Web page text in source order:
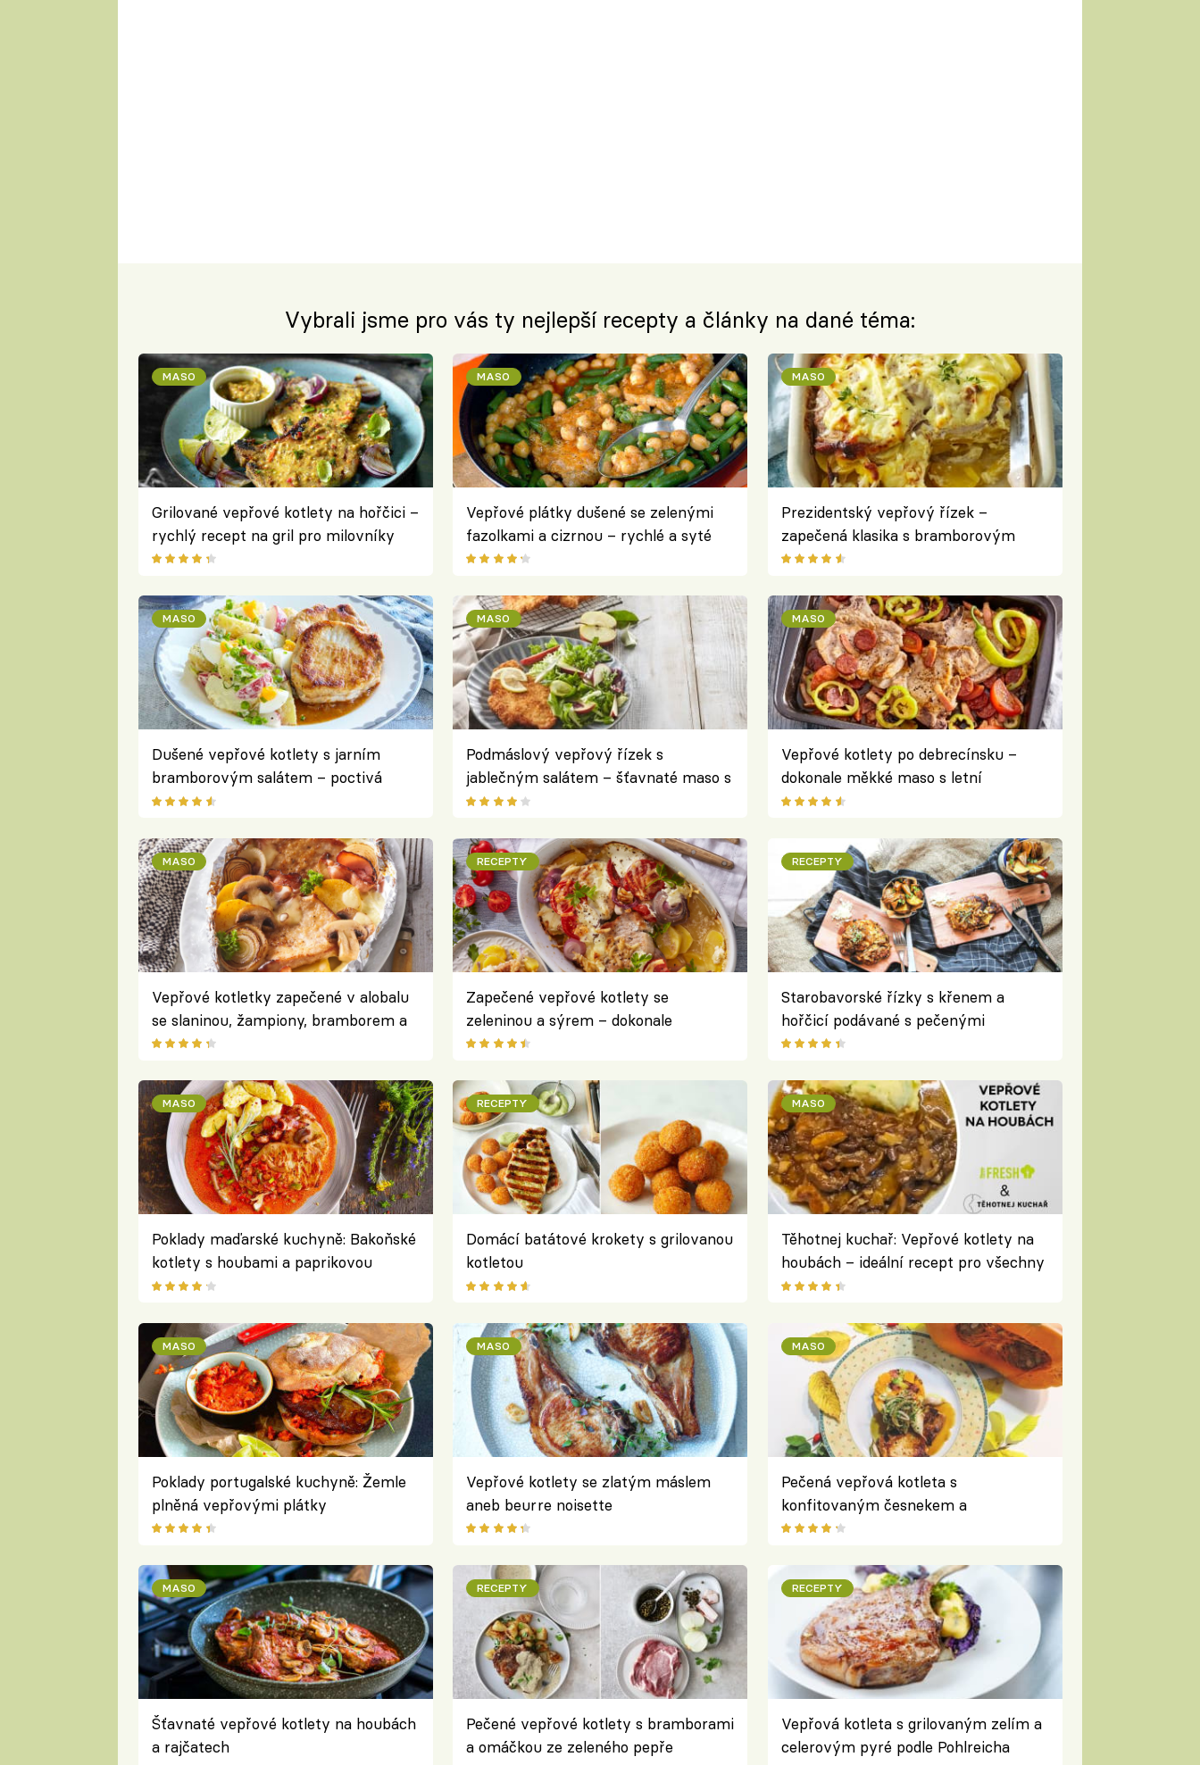
Vybrali jsme pro vás ty nejlepší recepty a články na dané téma:
MASO
Grilované vepřové kotlety na hořčici –
rychlý recept na gril pro milovníky
masa
MASO
Vepřové plátky dušené se zelenými
fazolkami a cizrnou – rychlé a syté
jídlo z jedné pánve
MASO
Prezidentský vepřový řízek –
zapečená klasika s bramborovým
základem a krémovou sýrovou
MASO
Dušené vepřové kotlety s jarním
bramborovým salátem – poctivá
klasika v lehčí, svěží podobě
MASO
Podmáslový vepřový řízek s
jablečným salátem – šťavnaté maso s
osvěžující přílohou
MASO
Vepřové kotlety po debrecínsku –
dokonale měkké maso s letní
zeleninou a paprikovou klobásou
MASO
Vepřové kotletky zapečené v alobalu
se slaninou, žampiony, bramborem a
sýrem
RECEPTY
Zapečené vepřové kotlety se
zeleninou a sýrem – dokonale
propojené chutě z jednoho pekáčku
RECEPTY
Starobavorské řízky s křenem a
hořčicí podávané s pečenými
bramborami a cibulí
MASO
Poklady maďarské kuchyně: Bakoňské
kotlety s houbami a paprikovou
omáčkou podávané s nočky
RECEPTY
Domácí batátové krokety s grilovanou
kotletou
MASO
Těhotnej kuchař: Vepřové kotlety na
houbách – ideální recept pro všechny
české houbaře
MASO
Poklady portugalské kuchyně: Žemle
plněná vepřovými plátky
MASO
Vepřové kotlety se zlatým máslem
aneb beurre noisette
MASO
Pečená vepřová kotleta s
konfitovaným česnekem a
šťouchanou dýní s bramborem podle
MASO
Šťavnaté vepřové kotlety na houbách
a rajčatech
RECEPTY
Pečené vepřové kotlety s bramborami
a omáčkou ze zeleného pepře
RECEPTY
Vepřová kotleta s grilovaným zelím a
celerovým pyré podle Pohlreicha